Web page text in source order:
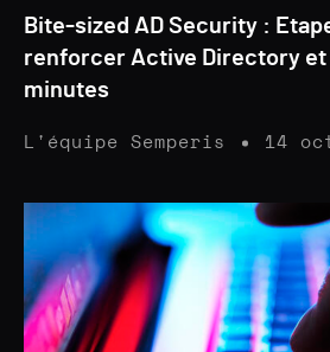
Bite-sized AD Security :
renforcer Active Directory et
minutes
L'équipe Semperis 14